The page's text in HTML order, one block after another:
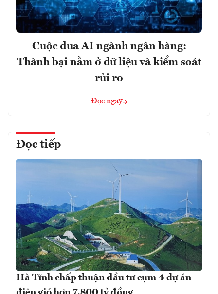
Cuộc đua AI ngành ngân hàng:
Thành bại nằm ở dữ liệu và kiểm soát
rủi ro
Đọc ngay
Đọc tiếp
Hà Tĩnh chấp thuận đầu tư cụm 4 dự án